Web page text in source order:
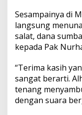
Sesampainya di
langsung
salat, dana
kepada Pak
“Terima kasih
sangat berarti.
tenang
dengan suara